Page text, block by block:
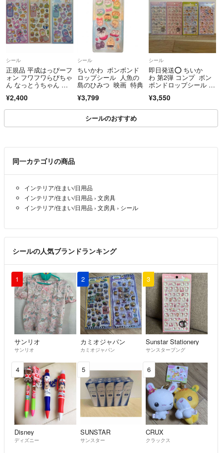
シール
正規品 平成はっぴーフ
ォン フワフワらびちゃ
ん なっとうちゃん ３
¥2,400
シール
ちいかわ ボンボンド
ロップシール 人魚の
島のひみつ 映画 特典
¥3,799
シール
即日発送⭕️ ちいか
わ 第2弾 コンプ ボン
ボンドロップシール 正
ニコニコ モモンガ 古
¥3,550
シールのおすすめ
同一カテゴリの商品
インテリア/住まい/日用品
インテリア/住まい/日用品 › 文房具
インテリア/住まい/日用品 › 文房具 › シール
シールの人気ブランドランキング
1
サンリオ
サンリオ
2
カミオジャパン
カミオジャパン
3
Sunstar Stationery
サンスターブング
4
Disney
ディズニー
5
SUNSTAR
サンスター
6
CRUX
クラックス